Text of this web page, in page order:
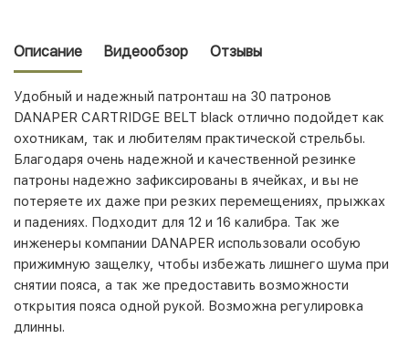
Описание Видеообзор Отзывы
Удобный и надежный патронташ на 30 патронов
DANAPER CARTRIDGE BELT black отлично подойдет как
охотникам, так и любителям практической стрельбы.
Благодаря очень надежной и качественной резинке
патроны надежно зафиксированы в ячейках, и вы не
потеряете их даже при резких перемещениях, прыжках
и падениях. Подходит для 12 и 16 калибра. Так же
инженеры компании DANAPER использовали особую
прижимную защелку, чтобы избежать лишнего шума при
снятии пояса, а так же предоставить возможности
открытия пояса одной рукой. Возможна регулировка
длинны.